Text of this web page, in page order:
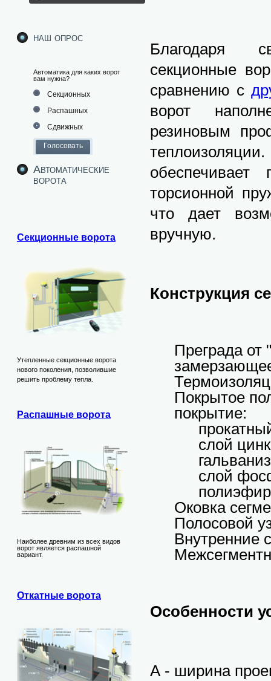
наш опрос
Автоматика для каких ворот
вам нужна?
Секционных
Распашных
Сдвижных
Автоматические
ворота
Секционные ворота
Утепленные секционные ворота
нового поколения, позволившие
решить проблему тепла.
Распашные ворота
Наиболее древним из всех видов
ворот является распашной
вариант.
Откатные ворота
Благодаря
секционные
сравнению с
ворот
резиновым
торсионной
что дает
вручную.
Конструкция
Преграда
Покрытое
покрытие:
слой
слой
Оковка
Полосовой
Внутренние
Особенности
A - ширина